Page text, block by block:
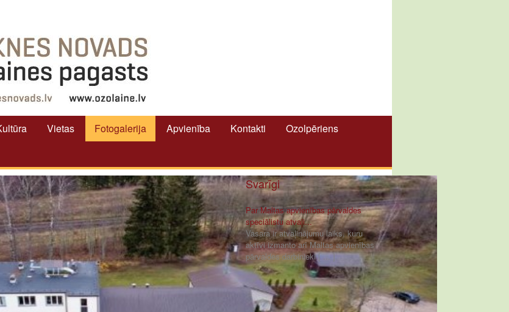
Vietas Fotogalerija Apvienība Kontakti
Ozolpēriens
Svarīgi
Par Maltas apvienības pārvaldes
speciālistu atvaļi...
Vasara ir atvaļinājumu laiks, kuru
aktīvi izmanto arī Maltas apvienības
pārvaldes darbinieki [ ... ]